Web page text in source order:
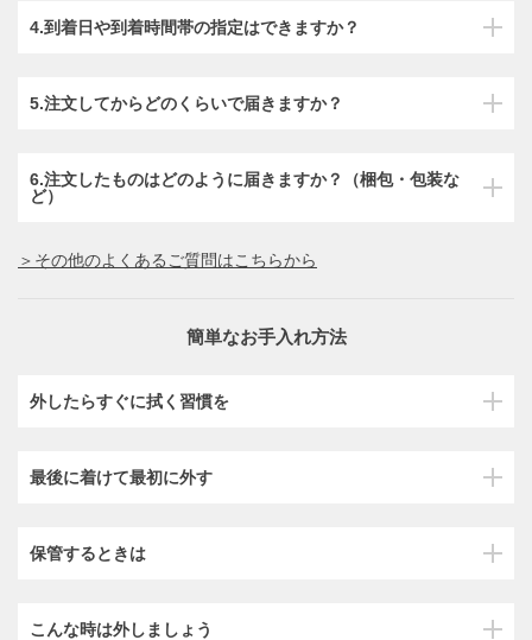
4.到着日や到着時間帯の指定はできますか？
5.注文してからどのくらいで届きますか？
6.注文したものはどのように届きますか？（梱包・包装な
ど）
＞その他のよくあるご質問はこちらから
簡単なお手入れ方法
外したらすぐに拭く習慣を
最後に着けて最初に外す
保管するときは
こんな時は外しましょう